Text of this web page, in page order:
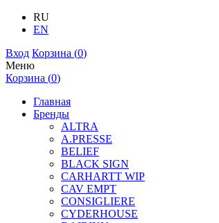
RU
EN
Вход Корзина (0)
Меню
Корзина (0)
Главная
Бренды
ALTRA
A.PRESSE
BELIEF
BLACK SIGN
CARHARTT WIP
CAV EMPT
CONSIGLIERE
CYDERHOUSE